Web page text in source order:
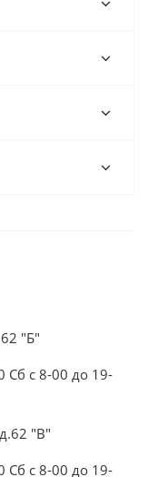
"Б"
Сб с 8-00 до 19-
"В"
Сб с 8-00 до 19-